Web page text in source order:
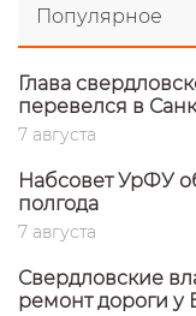
Популярное
Глава
перевелся в
7 августа
Набсовет УрФУ
полгода
7 августа
Свердловские
ремонт дороги у